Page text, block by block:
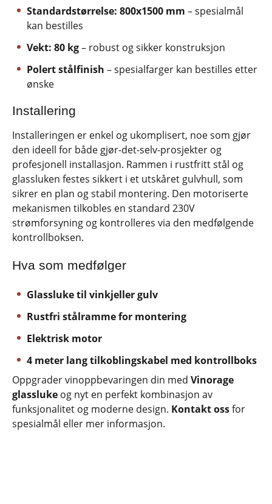
Standardstørrelse: 800x1500 mm – spesialmål
kan bestilles
Vekt: 80 kg– robust og sikker konstruksjon
Polert stålfinish – spesialfarger kan bestilles etter
ønske
Installering
Installeringen er enkel og ukomplisert, noe som gjør
den ideell for både gjør-det-selv-prosjekter og
profesjonell installasjon. Rammen i rustfritt stål og
glassluken festes sikkert i et utskåret gulvhull, som
sikrer en plan og stabil montering. Den motoriserte
mekanismen tilkobles en standard 230V
strømforsyning og kontrolleres via den medfølgende
kontrollboksen.
Hva som medfølger
Glassluke til vinkjeller gulv
Rustfri stålramme for montering
Elektrisk motor
4 meter lang tilkoblingskabel med kontrollboks
Oppgrader vinoppbevaringen din med Vinorage
glassluke og nyt en perfekt kombinasjon av
funksjonalitet og moderne design. Kontakt ossfor
spesialmål eller mer informasjon.